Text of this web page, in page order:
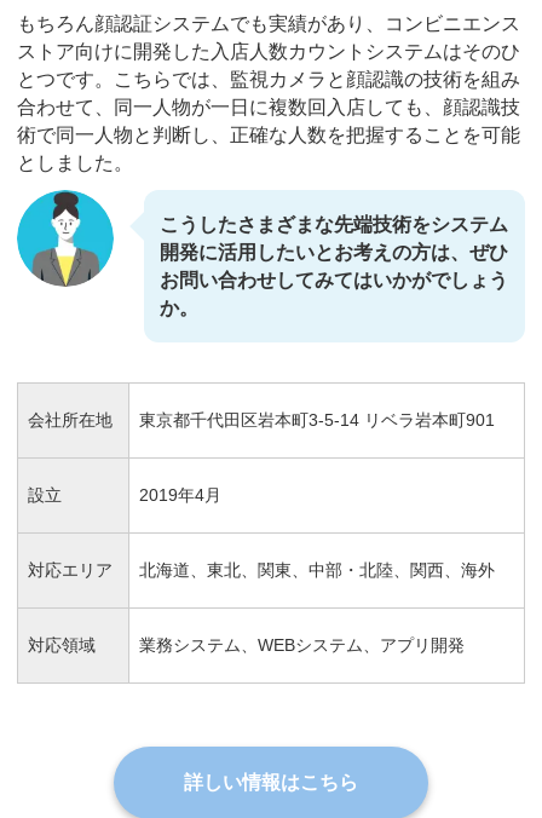
もちろん顔認証システムでも実績があり、コンビニエンス
ストア向けに開発した入店人数カウントシステムはそのひ
とつです。こちらでは、監視カメラと顔認識の技術を組み
合わせて、同一人物が一日に複数回入店しても、顔認識技
術で同一人物と判断し、正確な人数を把握することを可能
としました。
こうしたさまざまな先端技術をシステム
開発に活用したいとお考えの方は、ぜひ
お問い合わせしてみてはいかがでしょう
か。
会社所在地 東京都千代田区岩本町3-5-14 リベラ岩本町901
設立 2019年4月
対応エリア 北海道、東北、関東、中部・北陸、関西、海外
対応領域 業務システム、WEBシステム、アプリ開発
詳しい情報はこちら